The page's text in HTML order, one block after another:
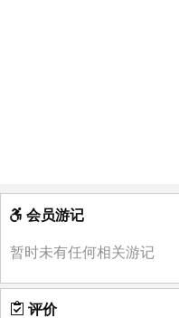
会员游记
暂时未有任何相关游记
评价